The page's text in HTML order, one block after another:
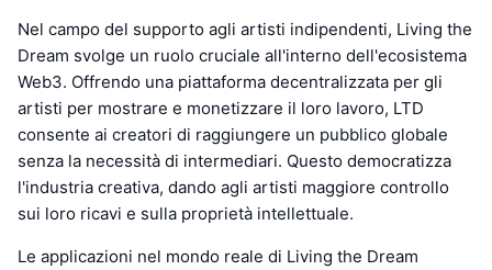
Nel campo del supporto agli artisti indipendenti, Living the
Dream svolge un ruolo cruciale all'interno dell'ecosistema
Web3. Offrendo una piattaforma decentralizzata per gli
artisti per mostrare e monetizzare il loro lavoro, LTD
consente ai creatori di raggiungere un pubblico globale
senza la necessità di intermediari. Questo democratizza
l'industria creativa, dando agli artisti maggiore controllo
sui loro ricavi e sulla proprietà intellettuale.
Le applicazioni nel mondo reale di Living the Dream